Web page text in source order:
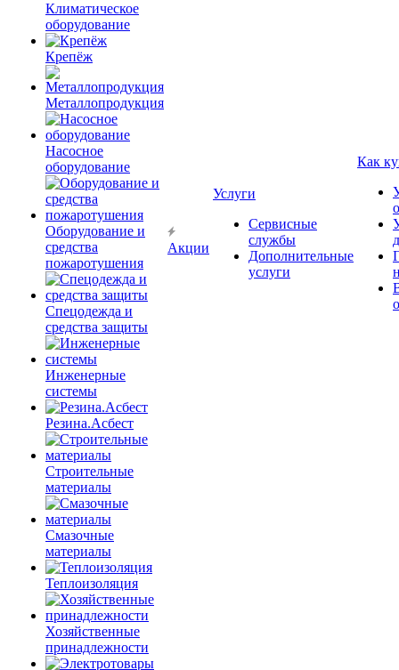
Климатическое
оборудование
Крепёж
Металлопродукция
Насосное
оборудование
Оборудование и
средства
пожаротушения
Спецодежда и
средства защиты
Инженерные
системы
Резина.Асбест
Строительные
материалы
Смазочные
материалы
Теплоизоляция
Хозяйственные
принадлежности
Акции
Услуги
Сервисные
службы
Дополнительные
услуги
Как